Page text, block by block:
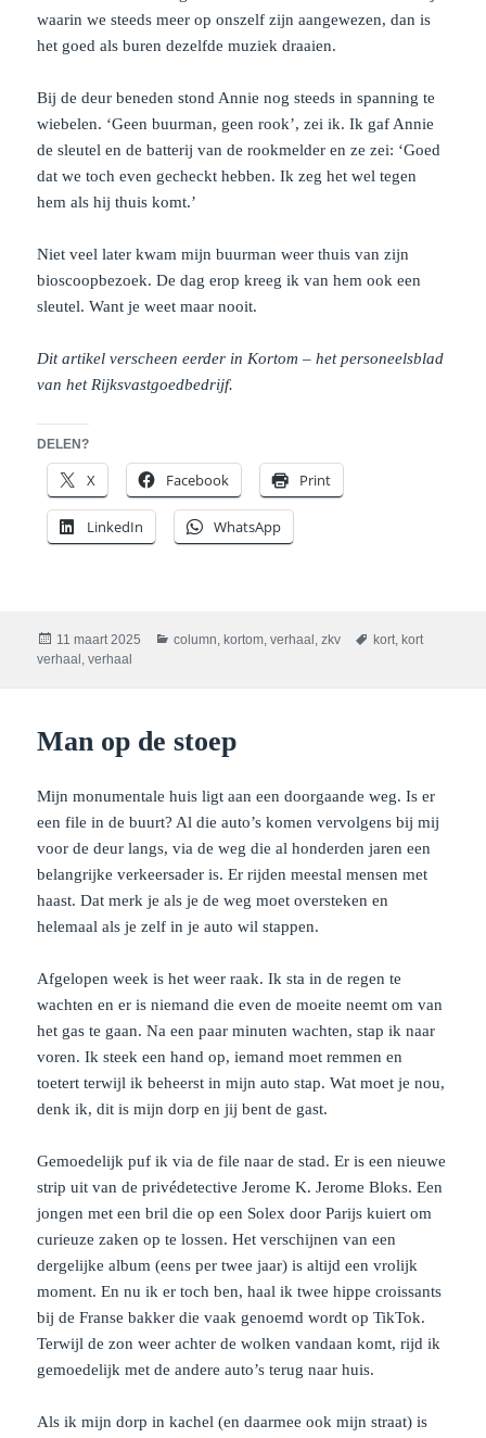
waarin we steeds meer op onszelf zijn aangewezen, dan is
het goed als buren dezelfde muziek draaien.
Bij de deur beneden stond Annie nog steeds in spanning te
wiebelen. ‘Geen buurman, geen rook’, zei ik. Ik gaf Annie
de sleutel en de batterij van de rookmelder en ze zei: ‘Goed
dat we toch even gecheckt hebben. Ik zeg het wel tegen
hem als hij thuis komt.’
Niet veel later kwam mijn buurman weer thuis van zijn
bioscoopbezoek. De dag erop kreeg ik van hem ook een
sleutel. Want je weet maar nooit.
Dit artikel verscheen eerder in Kortom – het personeelsblad
van het Rijksvastgoedbedrijf.
DELEN?
X Facebook Print
LinkedIn WhatsApp
Geplaatst
op
11 maart 2025 Categorieën
column ,kortom ,verhaal ,zkv Tags
kort ,kort
verhaal ,verhaal
Man op de stoep
Mijn monumentale huis ligt aan een doorgaande weg. Is er
een file in de buurt? Al die auto’s komen vervolgens bij mij
voor de deur langs, via de weg die al honderden jaren een
belangrijke verkeersader is. Er rijden meestal mensen met
haast. Dat merk je als je de weg moet oversteken en
helemaal als je zelf in je auto wil stappen.
Afgelopen week is het weer raak. Ik sta in de regen te
wachten en er is niemand die even de moeite neemt om van
het gas te gaan. Na een paar minuten wachten, stap ik naar
voren. Ik steek een hand op, iemand moet remmen en
toetert terwijl ik beheerst in mijn auto stap. Wat moet je nou,
denk ik, dit is mijn dorp en jij bent de gast.
Gemoedelijk puf ik via de file naar de stad. Er is een nieuwe
strip uit van de privédetective Jerome K. Jerome Bloks. Een
jongen met een bril die op een Solex door Parijs kuiert om
curieuze zaken op te lossen. Het verschijnen van een
dergelijke album (eens per twee jaar) is altijd een vrolijk
moment. En nu ik er toch ben, haal ik twee hippe croissants
bij de Franse bakker die vaak genoemd wordt op TikTok.
Terwijl de zon weer achter de wolken vandaan komt, rijd ik
gemoedelijk met de andere auto’s terug naar huis.
Als ik mijn dorp in kachel (en daarmee ook mijn straat) is